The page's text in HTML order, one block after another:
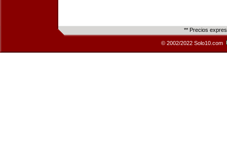
** Precios
© 2002/2022 Solo10.com